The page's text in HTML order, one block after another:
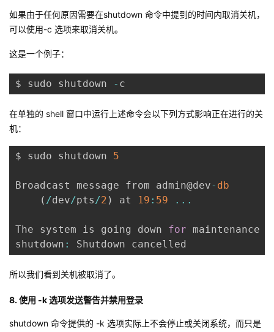
如果由于任何原因需要在shutdown 命令中提到的时间内取消关机，
可以使用-c 选项来取消关机。
这是一个例子：
$ sudo shutdown - c
在单独的 shell 窗口中运行上述命令会以下列方式影响正在进行的关
机：
$ sudo shutdown 5
Broadcast message from admin@dev- db
( /dev/pts/2 ) at 19 : 59 ...
The system is going down for maintenance
shutdown : Shutdown cancelled
所以我们看到关机被取消了。
8. 使用 -k 选项发送警告并禁用登录
shutdown 命令提供的 -k 选项实际上不会停止或关闭系统，而只是